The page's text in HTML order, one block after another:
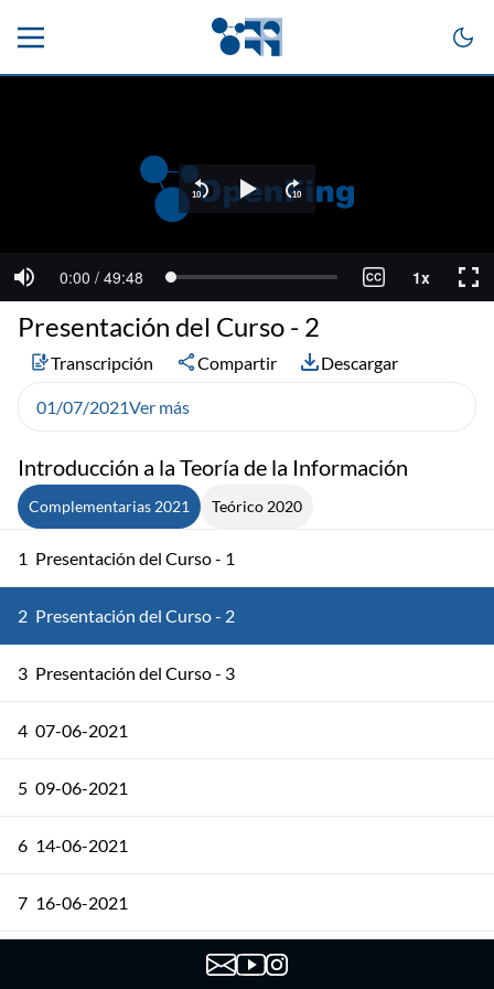
Introducción a la Teoría de la Información
Complementarias 2021 Teórico 2020
1 Presentación del Curso - 1
2 Presentación del Curso - 2
3 Presentación del Curso - 3
4 07-06-2021
5 09-06-2021
6 14-06-2021
7 16-06-2021
Presentación del Curso - 2
Transcripción Compartir Descargar
01/07/2021Ver más